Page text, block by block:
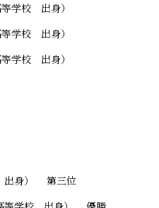
学校 出身）
学校 出身）
学校 出身）
出身） 第三位